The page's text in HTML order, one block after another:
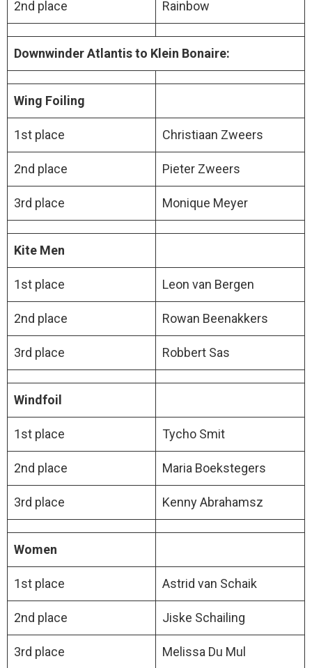
2nd place Rainbow
Downwinder Atlantis to Klein Bonaire:
Wing Foiling
1st place Christiaan Zweers
2nd place Pieter Zweers
3rd place Monique Meyer
Kite Men
1st place Leon van Bergen
2nd place Rowan Beenakkers
3rd place Robbert Sas
Windfoil
1st place Tycho Smit
2nd place Maria Boekstegers
3rd place Kenny Abrahamsz
Women
1st place Astrid van Schaik
2nd place Jiske Schailing
3rd place Melissa Du Mul